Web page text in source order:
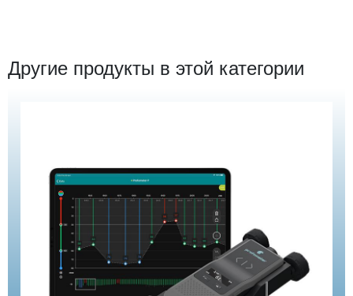
Другие продукты в этой категории